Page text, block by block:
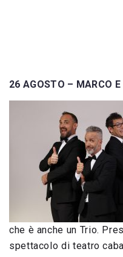
26 AGOSTO – MARCO
che è anche un Trio.
spettacolo di teatro